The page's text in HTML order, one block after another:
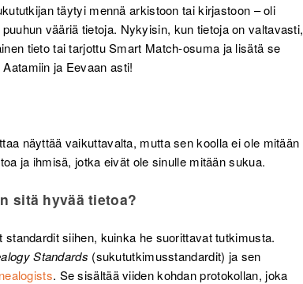
täytyi mennä arkistoon tai kirjastoon – oli
vääriä tietoja. Nykyisin, kun tietoja on valtavasti,
tieto tai tarjottu Smart Match-osuma ja lisätä se
ja Eevaan asti!
näyttää vaikuttavalta, mutta sen koolla ei ole mitään
ja ihmisä, jotka eivät ole sinulle mitään sukua.
sitä hyvää tietoa?
siihen, kuinka he suorittavat tutkimusta.
Standards (sukututkimusstandardit) ja sen
. Se sisältää viiden kohdan protokollan, joka